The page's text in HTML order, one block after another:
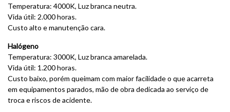
Temperatura: 4000K, Luz branca neutra.
Vida útil: 2.000 horas.
Custo alto e manutenção cara.
Halógeno
Temperatura: 3000K, Luz branca amarelada.
Vida útil: 1.200 horas.
Custo baixo, porém queimam com maior facilidade o que acarreta
em equipamentos parados, mão de obra dedicada ao serviço de
troca e riscos de acidente.